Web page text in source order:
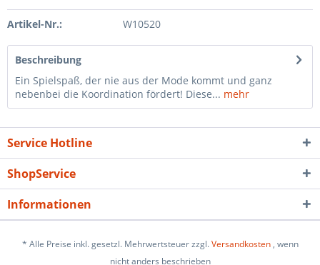
Artikel-Nr.: W10520
Beschreibung
Ein Spielspaß, der nie aus der Mode kommt und ganz
nebenbei die Koordination fördert! Diese... mehr
Service Hotline
ShopService
Informationen
* Alle Preise inkl. gesetzl. Mehrwertsteuer zzgl.Versandkosten, wenn
nicht anders beschrieben